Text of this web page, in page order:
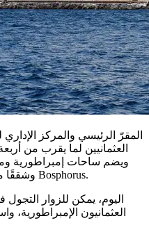
العثمانيين لما يقرب من
وشققًا ملكية ومجموعات وحدائق تطل على Bosphorus.
اليوم، يمكن للزوار
العثمانيون الإمبراطورية،